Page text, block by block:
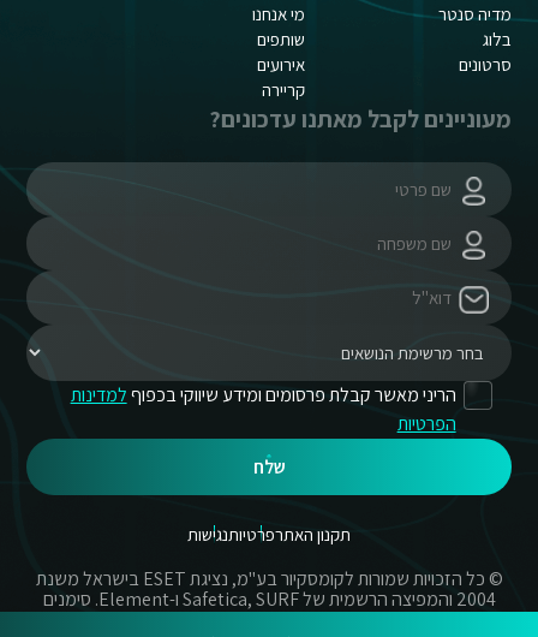
מדיה סנטר
בלוג
סרטונים
מי אנחנו
שותפים
אירועים
קריירה
מעוניינים לקבל מאתנו עדכונים?
הריני מאשר קבלת פרסומים ומידע שיווקי בכפוףלמדינות
הפרטיות
שלח
תקנון האתרפרטיותנגישות
© כל הזכויות שמורות לקומסקיור בע"מ, נציגת ESET בישראל משנת
2004 והמפיצה הרשמית של Safetica, SURF ו-Element. סימנים
מסחריים אשר בשימוש באתר זה הינם סימנים מסחריים או מותגים